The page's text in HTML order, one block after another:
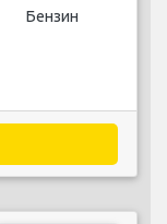
Бензин